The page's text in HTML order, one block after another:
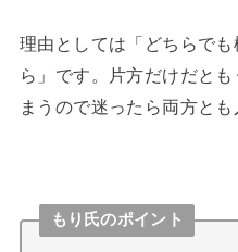
理由としては「どちらで
ら」です。片方だけだと
まうので迷ったら両方とも
もり氏のポイント